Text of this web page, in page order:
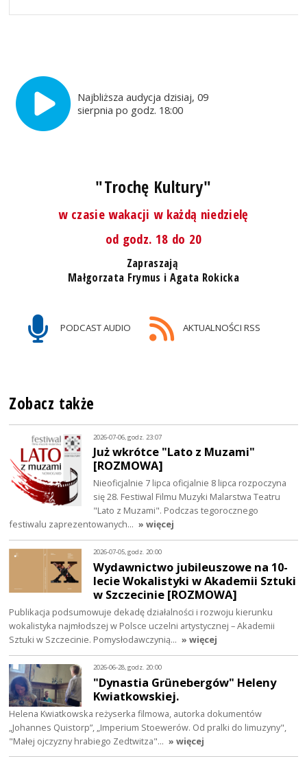
Najbliższa audycja dzisiaj, 09
sierpnia po godz. 18:00
"Trochę Kultury"
w czasie wakacji w każdą niedzielę
od godz. 18 do 20
Zapraszają
Małgorzata Frymus i Agata Rokicka
PODCAST AUDIO AKTUALNOŚCI RSS
Zobacz także
2026-07-06, godz. 23:07
Już wkrótce "Lato z Muzami"
[ROZMOWA]
Nieoficjalnie 7 lipca oficjalnie 8 lipca rozpoczyna
się 28. Festiwal Filmu Muzyki Malarstwa Teatru
"Lato z Muzami". Podczas tegorocznego
festiwalu zaprezentowanych… » więcej
2026-07-05, godz. 20:00
Wydawnictwo jubileuszowe na 10-
lecie Wokalistyki w Akademii Sztuki
w Szczecinie [ROZMOWA]
Publikacja podsumowuje dekadę działalności i rozwoju kierunku
wokalistyka najmłodszej w Polsce uczelni artystycznej – Akademii
Sztuki w Szczecinie. Pomysłodawczynią… » więcej
2026-06-28, godz. 20:00
"Dynastia Grünebergów" Heleny
Kwiatkowskiej.
Helena Kwiatkowska reżyserka filmowa, autorka dokumentów
„Johannes Quistorp”, „Imperium Stoewerów. Od pralki do limuzyny",
"Małej ojczyzny hrabiego Zedtwitza"… » więcej